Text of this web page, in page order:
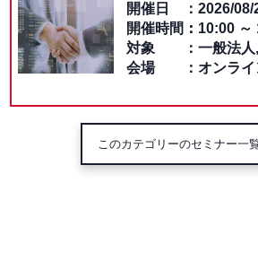
開催日
2026/08/
開催時間： 10:00～
対象
一般法人
会場
オンラ
このカテゴリーのセミナー一